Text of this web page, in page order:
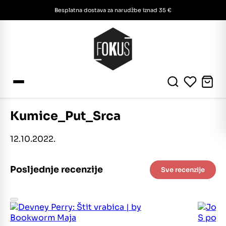
Besplatna dostava za narudžbe iznad 35 €
Kumice_Put_Srca
12.10.2022.
Posljednje recenzije Sve recenzije